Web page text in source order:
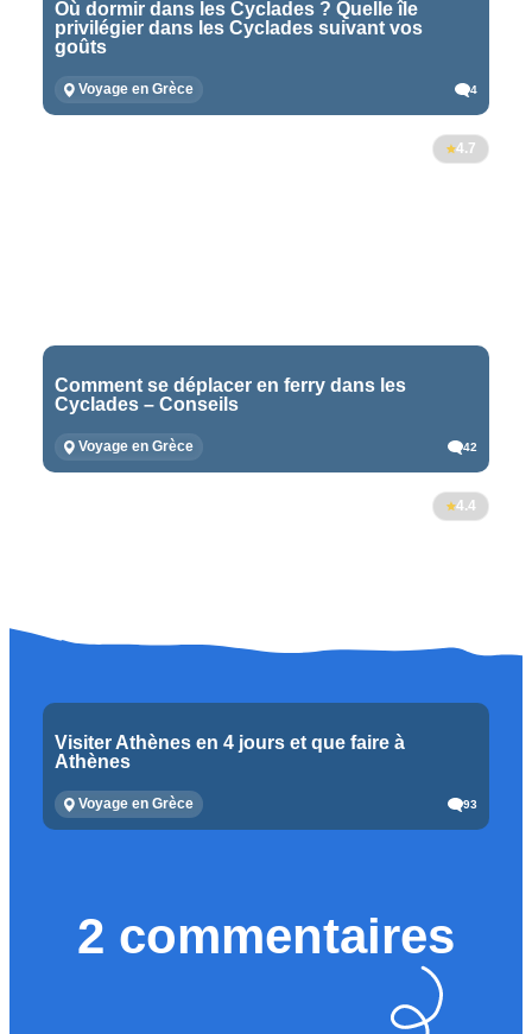
Où dormir dans les Cyclades ? Quelle île
privilégier dans les Cyclades suivant vos
goûts
Voyage en Grèce 4
4.7
Comment se déplacer en ferry dans les
Cyclades – Conseils
Voyage en Grèce 42
4.4
Visiter Athènes en 4 jours et que faire à
Athènes
Voyage en Grèce 93
2 commentaires